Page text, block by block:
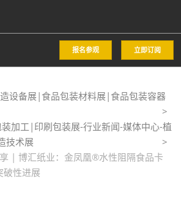
报名参观 立即订阅
设备展|食品包装材料展|食品包装容器
加工|印刷包装展-行业新闻-媒体中心-植
技术展
| 博汇纸业：金凤凰®水性阻隔食品卡
破性进展